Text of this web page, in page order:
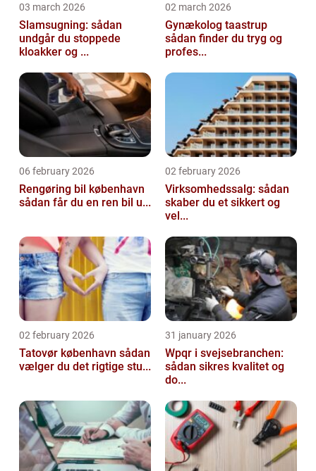
03 march 2026
Slamsugning: sådan
undgår du stoppede
kloakker og ...
02 march 2026
Gynækolog taastrup
sådan finder du tryg og
profes...
06 february 2026
Rengøring bil københavn
sådan får du en ren bil u...
02 february 2026
Virksomhedssalg: sådan
skaber du et sikkert og
vel...
02 february 2026
Tatovør københavn sådan
vælger du det rigtige stu...
31 january 2026
Wpqr i svejsebranchen:
sådan sikres kvalitet og
do...